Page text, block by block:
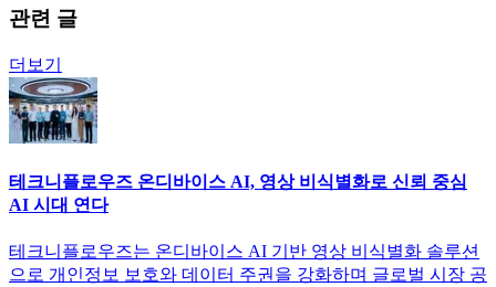
관련 글
더보기
테크니플로우즈 온디바이스 AI, 영상 비식별화로 신뢰 중심
AI 시대 연다
테크니플로우즈는 온디바이스 AI 기반 영상 비식별화 솔루션
으로 개인정보 보호와 데이터 주권을 강화하며 글로벌 시장 공